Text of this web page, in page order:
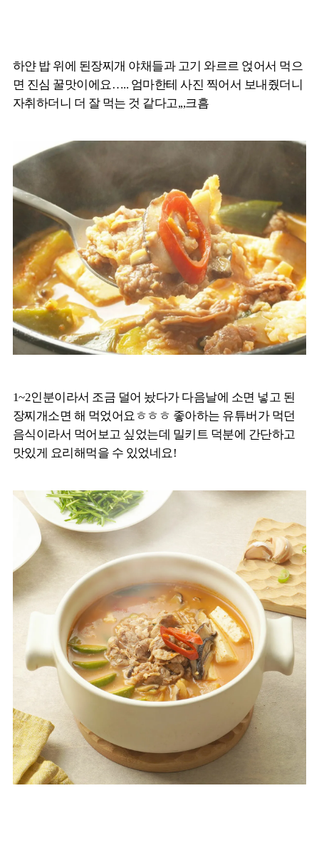
하얀 밥 위에 된장찌개 야채들과 고기 와르르 얹어서 먹으
면 진심 꿀맛이에요….. 엄마한테 사진 찍어서 보내줬더니
자취하더니 더 잘 먹는 것 같다고,,,크흠
1~2인분이라서 조금 덜어 놨다가 다음날에 소면 넣고 된
장찌개소면 해 먹었어요ㅎㅎㅎ 좋아하는 유튜버가 먹던
음식이라서 먹어보고 싶었는데 밀키트 덕분에 간단하고
맛있게 요리해먹을 수 있었네요!